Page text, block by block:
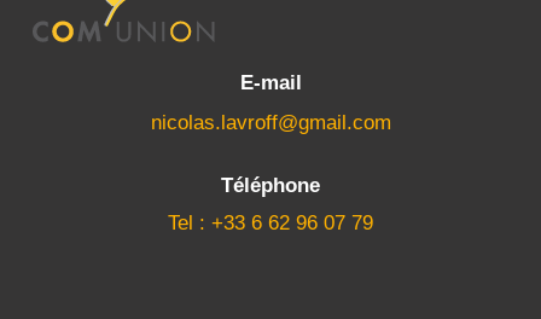
E-mail
nicolas.lavroff@gmail.com
Téléphone
Tel : +33 6 62 96 07 79